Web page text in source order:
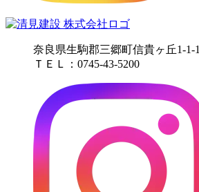
奈良県生駒郡三郷町信貴ヶ丘1-1-
ＴＥＬ：0745-43-5200